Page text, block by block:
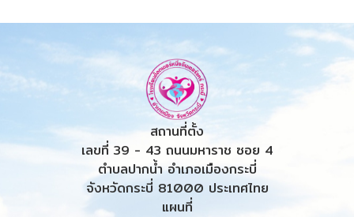
สถานที่ตั้ง
เลขที่ 39 - 43 ถนนมหาราช ซอย 4
ตำบลปากน้ำ อำเภอเมืองกระบี่
จังหวัดกระบี่ 81000 ประเทศไทย
แผนที่